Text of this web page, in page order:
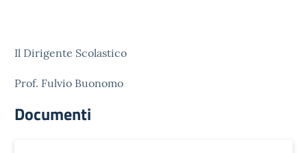
Il Dirigente Scolastico
Prof. Fulvio Buonomo
Documenti